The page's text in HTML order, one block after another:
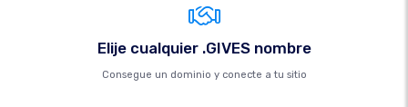
Elije cualquier .GIVES nombre
Consegue un dominio y conecte a tu sitio